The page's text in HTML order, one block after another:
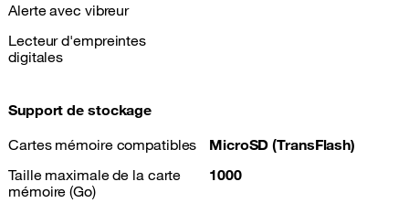
Alerte avec vibreur
Lecteur d'empreintes
digitales
Support de stockage
Cartes mémoire compatibles
MicroSD (TransFlash)
Taille maximale de la carte
mémoire (Go)
1000